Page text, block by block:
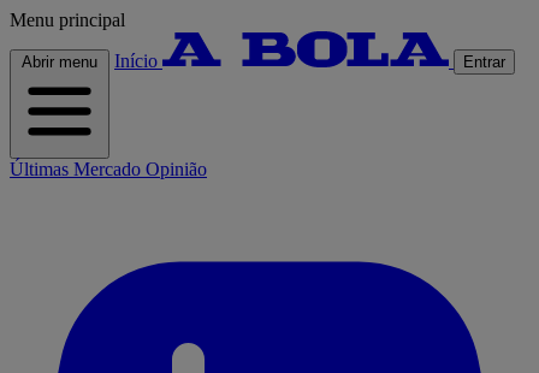
Menu principal
Abrir menu Início Entrar
Últimas Mercado Opinião